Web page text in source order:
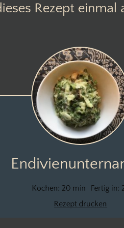
Rezept einmal
Kochen: 20 min Fertig in:
Rezept drucken